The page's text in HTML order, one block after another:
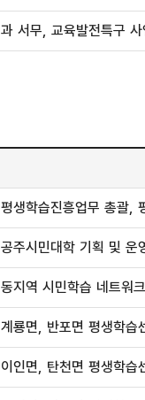
과 서무, 교육발전특구
평생학습진흥업무 총괄,
공주시민대학 기획 및 운
동지역 시민학습 네트워
계룡면, 반포면 평생학습
이인면, 탄천면 평생학습